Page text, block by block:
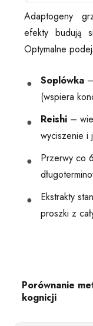
Adaptogeny
efekty budują
Optymalne
Soplówka
(wspiera
Reishi –
wyciszenie i
Przerwy co
Ekstrakty
proszki z
Porównanie
kognicji